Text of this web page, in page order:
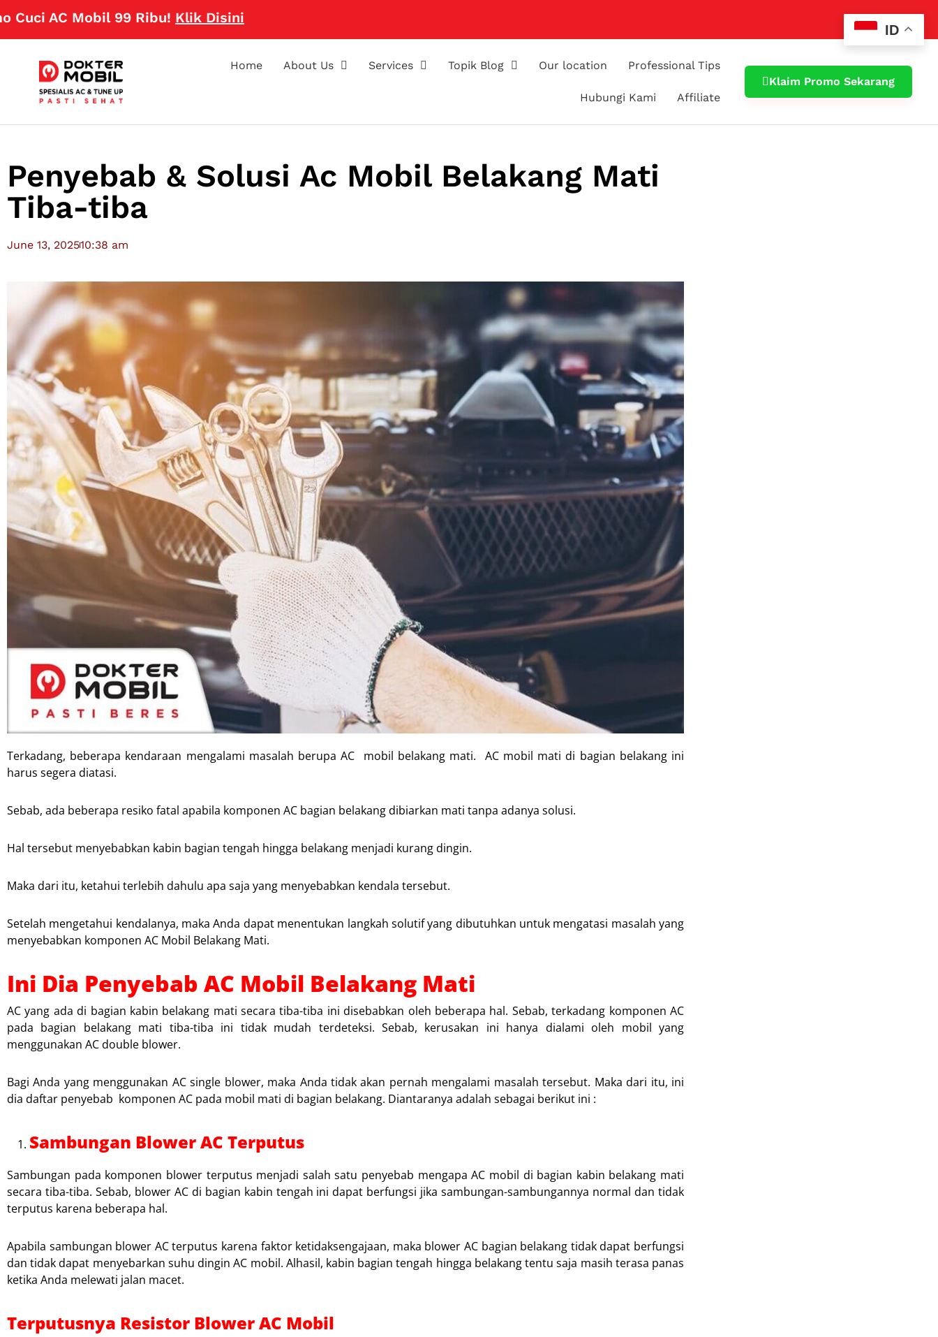
Mobil 99 Ribu!Klik Disini
Home About Us Services Topik Blog Our location Professional Tips
Hubungi Kami Affiliate
Klaim Promo Sekarang
Penyebab & Solusi Ac Mobil Belakang Mati
Tiba-tiba
June 13, 202510:38 am
Terkadang, beberapa kendaraan mengalami masalah berupa AC mobil belakang mati. AC mobil mati di bagian belakang ini
harus segera diatasi.
Sebab, ada beberapa resiko fatal apabila komponen AC bagian belakang dibiarkan mati tanpa adanya solusi.
Hal tersebut menyebabkan kabin bagian tengah hingga belakang menjadi kurang dingin.
Maka dari itu, ketahui terlebih dahulu apa saja yang menyebabkan kendala tersebut.
Setelah mengetahui kendalanya, maka Anda dapat menentukan langkah solutif yang dibutuhkan untuk mengatasi masalah yang
menyebabkan komponen AC Mobil Belakang Mati.
Ini Dia Penyebab AC Mobil Belakang Mati
AC yang ada di bagian kabin belakang mati secara tiba-tiba ini disebabkan oleh beberapa hal. Sebab, terkadang komponen AC
pada bagian belakang mati tiba-tiba ini tidak mudah terdeteksi. Sebab, kerusakan ini hanya dialami oleh mobil yang
menggunakan AC double blower.
Bagi Anda yang menggunakan AC single blower, maka Anda tidak akan pernah mengalami masalah tersebut. Maka dari itu, ini
dia daftar penyebab komponen AC pada mobil mati di bagian belakang. Diantaranya adalah sebagai berikut ini :
Sambungan Blower AC Terputus
Sambungan pada komponen blower terputus menjadi salah satu penyebab mengapa AC mobil di bagian kabin belakang mati
secara tiba-tiba. Sebab, blower AC di bagian kabin tengah ini dapat berfungsi jika sambungan-sambungannya normal dan tidak
terputus karena beberapa hal.
Apabila sambungan blower AC terputus karena faktor ketidaksengajaan, maka blower AC bagian belakang tidak dapat berfungsi
dan tidak dapat menyebarkan suhu dingin AC mobil. Alhasil, kabin bagian tengah hingga belakang tentu saja masih terasa panas
ketika Anda melewati jalan macet.
Terputusnya Resistor Blower AC Mobil
ID